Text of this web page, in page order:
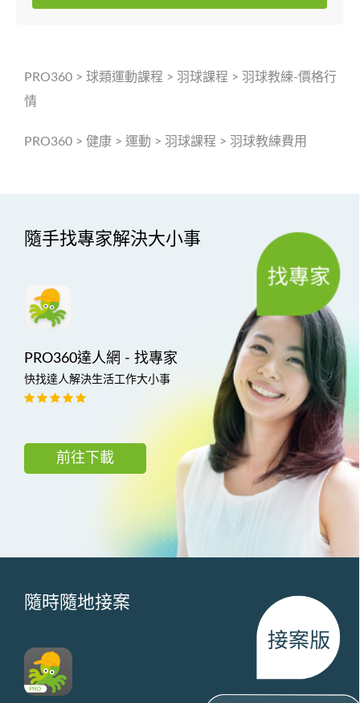
PRO360 > 球類運動課程 > 羽球課程 > 羽球教練-價格行
情
PRO360 > 健康 > 運動 > 羽球課程 > 羽球教練費用
隨手找專家解決大小事
PRO360達人網 - 找專家
快找達人解決生活工作大小事
前往下載
隨時隨地接案